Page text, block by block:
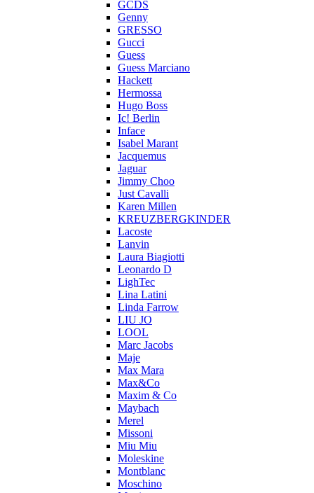
GCDS
Genny
GRESSO
Gucci
Guess
Guess Marciano
Hackett
Hermossa
Hugo Boss
Ic! Berlin
Inface
Isabel Marant
Jacquemus
Jaguar
Jimmy Choo
Just Cavalli
Karen Millen
KREUZBERGKINDER
Lacoste
Lanvin
Laura Biagiotti
Leonardo D
LighTec
Lina Latini
Linda Farrow
LIU JO
LOOL
Marc Jacobs
Maje
Max Mara
Max&Co
Maxim & Co
Maybach
Merel
Missoni
Miu Miu
Moleskine
Montblanc
Moschino